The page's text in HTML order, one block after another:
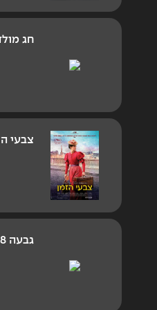
חג
צבעי
גבעה 338